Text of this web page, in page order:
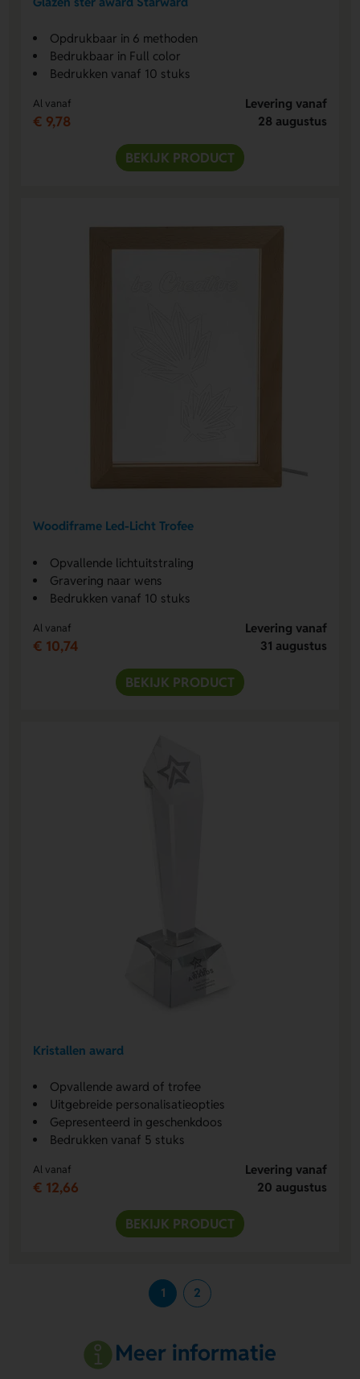
Opdrukbaar in 6 methoden
Bedrukbaar in Full color
Bedrukken vanaf 10 stuks
Al vanaf
€ 9,78
Levering vanaf
28 augustus
BEKIJK PRODUCT
Woodiframe Led-Licht Trofee
Opvallende lichtuitstraling
Gravering naar wens
Bedrukken vanaf 10 stuks
Al vanaf
€ 10,74
Levering vanaf
31 augustus
BEKIJK PRODUCT
Kristallen award
Opvallende award of trofee
Uitgebreide personalisatieopties
Gepresenteerd in geschenkdoos
Bedrukken vanaf 5 stuks
Al vanaf
€ 12,66
Levering vanaf
20 augustus
BEKIJK PRODUCT
1 2
Meer informatie